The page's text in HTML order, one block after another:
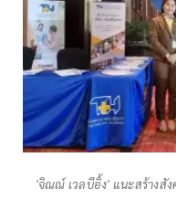
'จิณณ์ เวลบีอิ้ง' แนะสร้างสัง